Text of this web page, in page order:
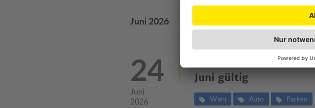
Juni 2026
24
Juni
2026
ÖAMTC erinnert: Alte
Juni gültig
Wien Auto Parken